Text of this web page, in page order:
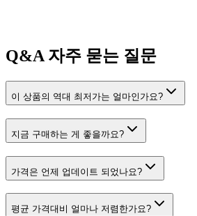
Q&A자주 묻는 질문
이 상품의 역대 최저가는 얼마인가요?
지금 구매하는 게 좋을까요?
가격은 언제 업데이트 되었나요?
평균 가격대비 얼마나 저렴한가요?